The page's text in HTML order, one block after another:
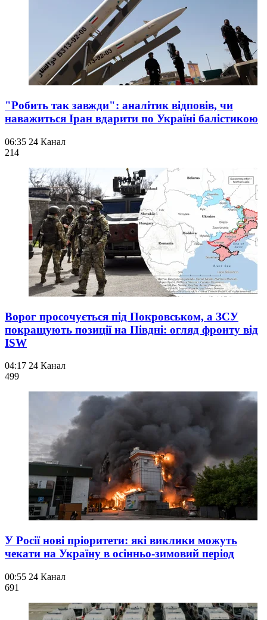
"Робить так завжди": аналітик відповів, чи
наважиться Іран вдарити по Україні балістикою
06:35 24 Канал
214
Ворог просочується під Покровськом, а ЗСУ
покращують позиції на Півдні: огляд фронту від
ISW
04:17 24 Канал
499
У Росії нові пріоритети: які виклики можуть
чекати на Україну в осінньо-зимовий період
00:55 24 Канал
691